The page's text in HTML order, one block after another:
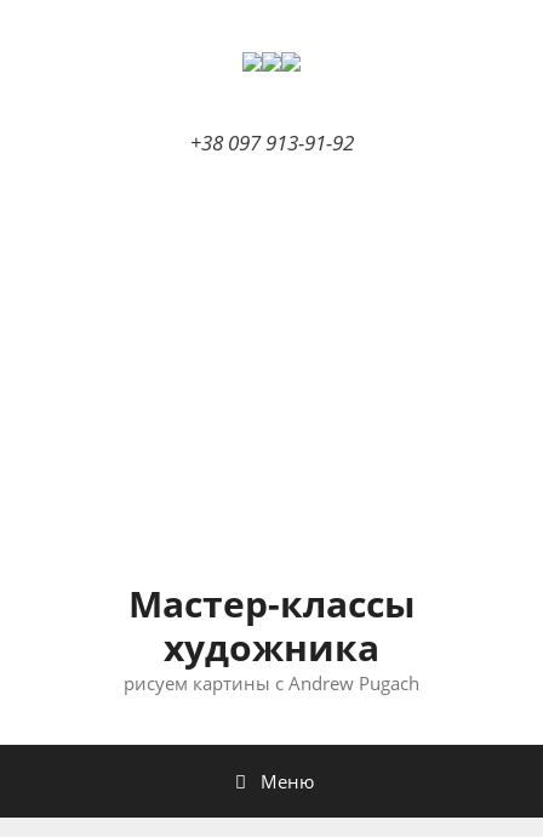
+38 097 913-91-92
Мастер-классы
художника
рисуем картины с Andrew Pugach
Меню